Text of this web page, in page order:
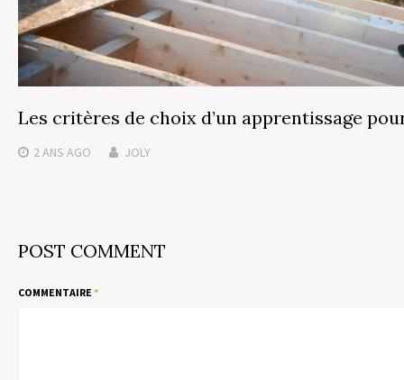
Les critères de choix d’un apprentissage
2 ANS AGO JOLY
POST COMMENT
COMMENTAIRE *